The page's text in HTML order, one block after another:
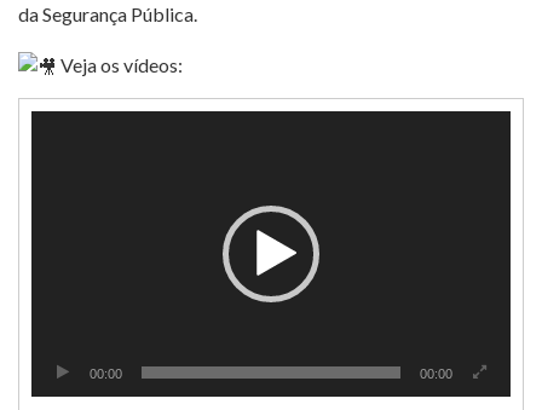
da Segurança Pública.
Veja os vídeos:
00:00 00:00